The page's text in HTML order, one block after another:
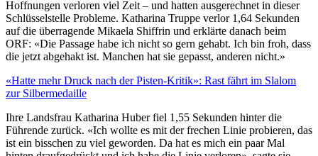
Hoffnungen verloren viel Zeit – und hatten ausgerechnet in dieser
Schlüsselstelle Probleme. Katharina Truppe verlor 1,64 Sekunden
auf die überragende Mikaela Shiffrin und erklärte danach beim
ORF: «Die Passage habe ich nicht so gern gehabt. Ich bin froh, dass
die jetzt abgehakt ist. Manchen hat sie gepasst, anderen nicht.»
«Hatte mehr Druck nach der Pisten-Kritik»: Rast fährt im Slalom
zur Silbermedaille
Ihre Landsfrau Katharina Huber fiel 1,55 Sekunden hinter die
Führende zurück. «Ich wollte es mit der frechen Linie probieren, das
ist ein bisschen zu viel geworden. Da hat es mich ein paar Mal